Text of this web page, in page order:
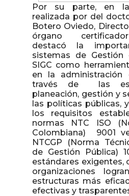
Por su parte, en la
realizada por del
Botero Oviedo,
órgano
destacó la
sistemas de Gestión
SIGC como
en la administración
través de las
planeación, gestión y
las políticas públicas,
los requisitos
normas NTC ISO
Colombiana) 9001
NTCGP (Norma
de Gestión Pública)
estándares exigentes,
organizaciones
estructuras más
efectivas y